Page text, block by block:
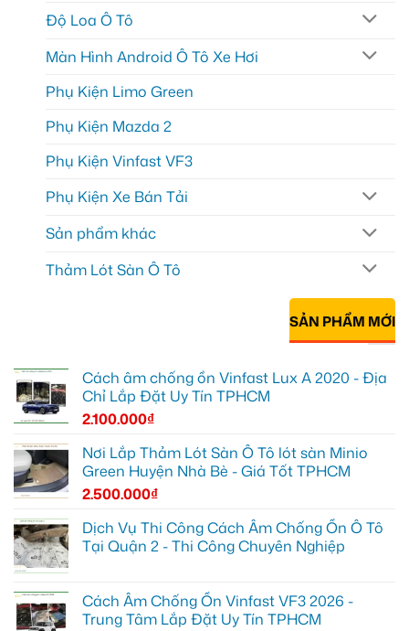
Độ Loa Ô Tô
Màn Hình Android Ô Tô Xe Hơi
Phụ Kiện Limo Green
Phụ Kiện Mazda 2
Phụ Kiện Vinfast VF3
Phụ Kiện Xe Bán Tải
Sản phẩm khác
Thảm Lót Sàn Ô Tô
SẢN PHẨM MỚI
Cách âm chống ồn Vinfast Lux A 2020 - Địa
Chỉ Lắp Đặt Uy Tín TPHCM
2.100.000₫
Nơi Lắp Thảm Lót Sàn Ô Tô lót sàn Minio
Green Huyện Nhà Bè - Giá Tốt TPHCM
2.500.000₫
Dịch Vụ Thi Công Cách Âm Chống Ồn Ô Tô
Tại Quận 2 - Thi Công Chuyên Nghiệp
Cách Âm Chống Ồn Vinfast VF3 2026 -
Trung Tâm Lắp Đặt Uy Tín TPHCM